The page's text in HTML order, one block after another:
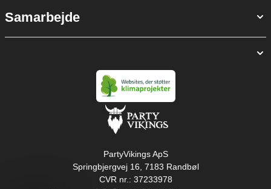
Samarbejde
PartyVikings ApS
Springbjergvej 16, 7183 Randbøl
CVR nr.: 37233978